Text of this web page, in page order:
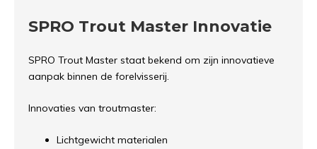
SPRO Trout Master Innovatie
SPRO Trout Master staat bekend om zijn innovatieve
aanpak binnen de forelvisserij.
Innovaties van troutmaster:
Lichtgewicht materialen